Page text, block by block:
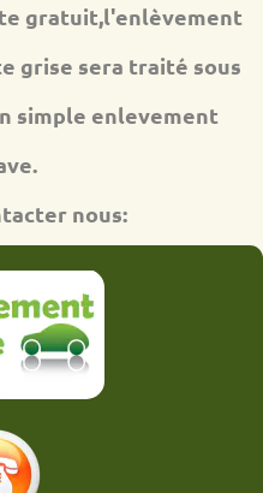
gratuit,l'enlèvement
grise sera traité sous
simple enlevement
nous: